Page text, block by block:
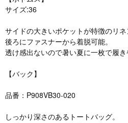
サイズ:36
サイドの大きいポケットが特徴のリネ
後ろにファスナーから着脱可能。
透け感出ないので暑い夏に一枚で履き
【バック】
品番：P908VB30-020
しっかり深さのあるトートバッグ。